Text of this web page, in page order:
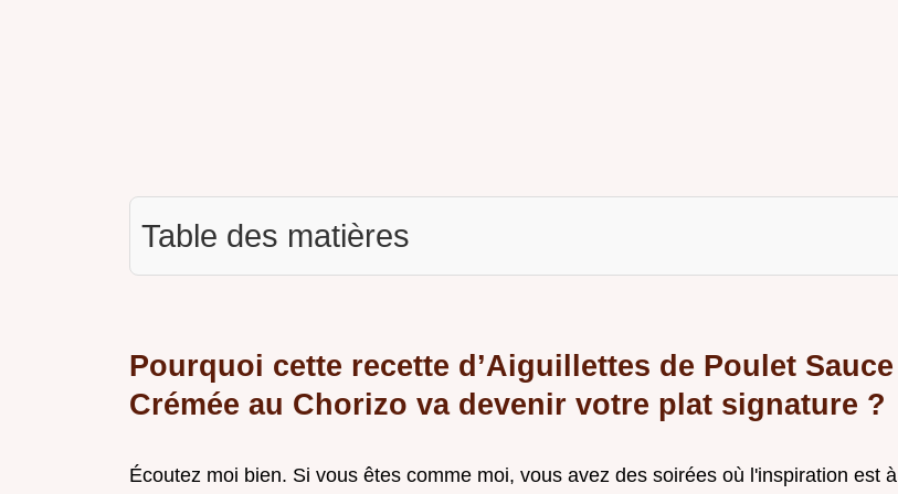
Table des matières
Pourquoi cette recette d’Aiguillettes de Poulet Sauce
Crémée au Chorizo va devenir votre plat signature ?
Écoutez moi bien. Si vous êtes comme moi, vous avez des soirées où l'inspiration est à